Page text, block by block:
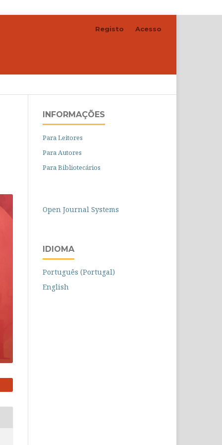
Registo Acesso
INFORMAÇÕES
Para Leitores
Para Autores
Para Bibliotecários
Open Journal Systems
IDIOMA
Português (Portugal)
English